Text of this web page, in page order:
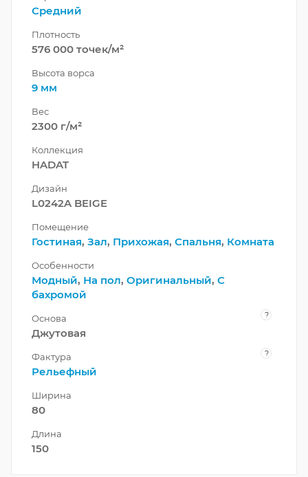
Средний
Плотность
576 000 точек/м²
Высота ворса
9 мм
Вес
2300 г/м²
Коллекция
HADAT
Дизайн
L0242A BEIGE
Помещение
Гостиная, Зал, Прихожая, Спальня, Комната
Особенности
Модный, На пол, Оригинальный, С
бахромой
Основа ?
Джутовая
Фактура ?
Рельефный
Ширина
80
Длина
150